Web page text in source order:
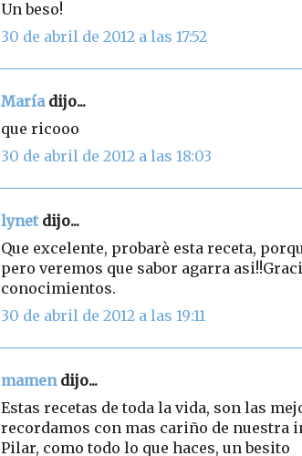
Un beso!
30 de abril de 2012 a las 17:52
María dijo...
que ricooo
30 de abril de 2012 a las 18:03
lynetdijo...
Que excelente, probarè esta receta,
pero veremos que sabor agarra
conocimientos.
30 de abril de 2012 a las 19:11
mamendijo...
Estas recetas de toda la vida, son las
recordamos con mas cariño de nuestra
Pilar, como todo lo que haces, un besito